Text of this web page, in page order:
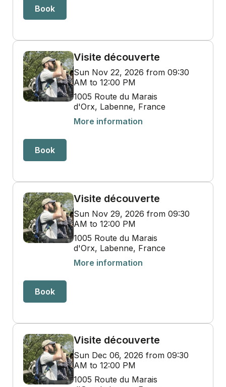
Book
Visite découverte
Sun Nov 22, 2026 from 09:30
AM to 12:00 PM
1005 Route du Marais
d'Orx, Labenne, France
More information
Book
Visite découverte
Sun Nov 29, 2026 from 09:30
AM to 12:00 PM
1005 Route du Marais
d'Orx, Labenne, France
More information
Book
Visite découverte
Sun Dec 06, 2026 from 09:30
AM to 12:00 PM
1005 Route du Marais